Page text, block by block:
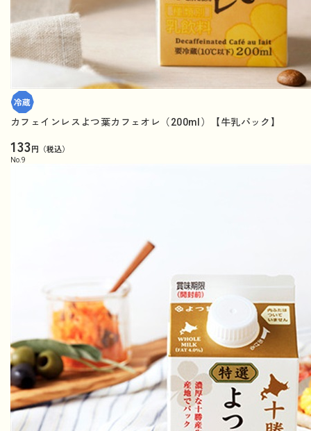
カフェインレスよつ葉カフェオレ（200ml）【牛乳パック】
133円（税込）
No. 9